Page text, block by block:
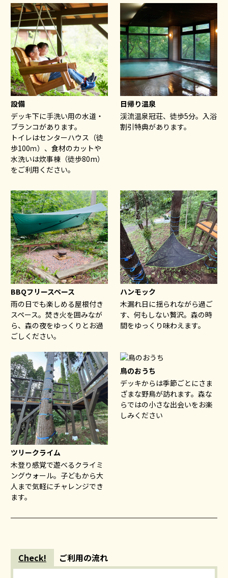
設備
デッキ下に手洗い用の水道・
ブランコがあります。
トイレはセンターハウス（徒
歩100ｍ）、食材のカットや
水洗いは炊事棟（徒歩80m）
をご利用ください。
日帰り温泉
渓流温泉冠荘、徒歩5分。入浴
割引特典があります。
BBQフリースペース
雨の日でも楽しめる屋根付き
スペース。焚き火を囲みなが
ら、森の夜をゆっくりとお過
ごしください。
ハンモック
木漏れ日に揺られながら過ご
す、何もしない贅沢。森の時
間をゆっくり味わえます。
ツリークライム
木登り感覚で遊べるクライミ
ングウォール。子どもから大
人まで気軽にチャレンジでき
ます。
鳥のおうち
デッキからは季節ごとにさま
ざまな野鳥が訪れます。森な
らではの小さな出会いをお楽
しみください
Check! ご利用の流れ